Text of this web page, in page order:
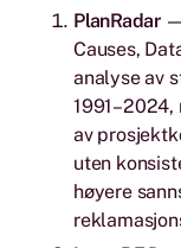
PlanRadar
Causes,
analyse av
av
uten
høyere